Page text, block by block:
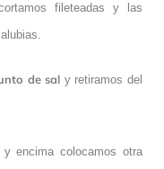
fileteadas y las
de sal y retiramos del
encima colocamos otra